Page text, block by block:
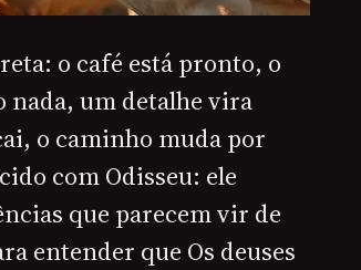
o café está pronto, o
nada, um detalhe vira
o caminho muda por
com Odisseu: ele
que parecem vir de
entender que Os deuses